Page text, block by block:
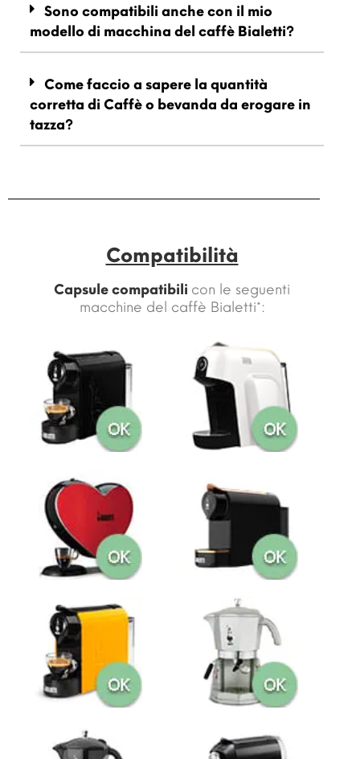
Sono compatibili anche con il mio
modello di macchina del caffè Bialetti?
Come faccio a sapere la quantità
corretta di Caffè o bevanda da erogare in
tazza?
Compatibilità
Capsule compatibili con le seguenti
macchine del caffè Bialetti*: